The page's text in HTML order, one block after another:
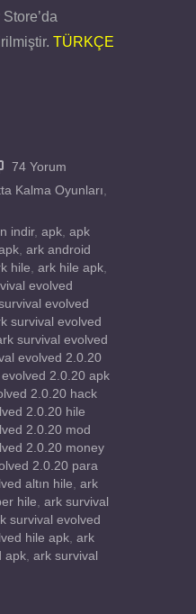
TÜRKÇE
74 Yorum
Kalma Oyunları
indir, apk apk
ark android
hile ark hile apk
evolved
evolved
survival evolved
survival evolved
evolved 2.0.20
2.0.20 apk
2.0.20 hack
2.0.20 hile
2.0.20 mod
2.0.20 money
2.0.20 para
altın hile ark
hile ark survival
survival evolved
hile apk ark
apk ark survival